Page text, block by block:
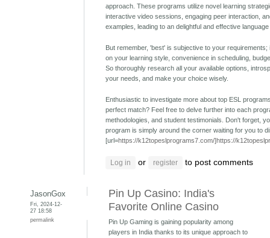
approach. These programs utilize novel learning
interactive video sessions, engaging peer interaction,
examples, leading to an delightful and effective
But remember, 'best' is subjective to your requirements;
on your learning style, convenience in scheduling,
So thoroughly research all your available options,
your needs, and make your choice wisely.
Enthusiastic to investigate more about top ESL
perfect match? Feel free to delve further into each
methodologies, and student testimonials. Don't forget,
program is simply around the corner waiting for you to
[url=https://k12topeslprograms7.com/]https://
Log in or register to post comments
JasonGox
Fri, 2024-12-
27 18:58
permalink
Pin Up Casino: India's
Favorite Online Casino
Pin Up Gaming is gaining popularity among
players in India thanks to its unique approach to